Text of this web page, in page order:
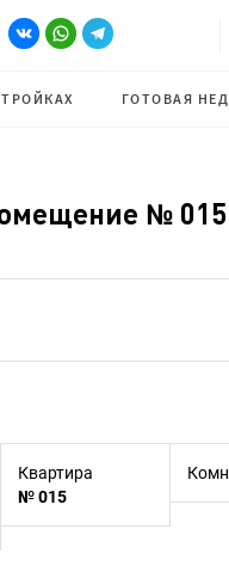
ГОТОВАЯ
№
Квартира
№ 015